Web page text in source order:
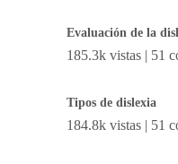
Evaluación de la
185.3k vistas | 51
Tipos de dislexia
184.8k vistas | 51